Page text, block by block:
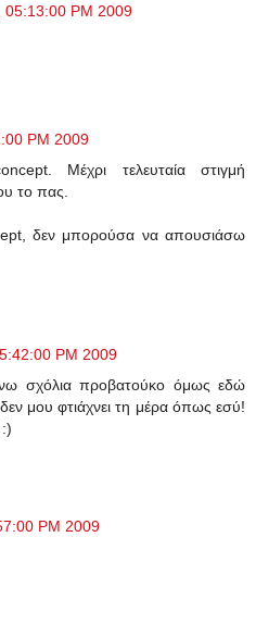
05:13:00 PM 2009
PM 2009
Μέχρι τελευταία στιγμή
το πας.
δεν μπορούσα να απουσιάσω
PM 2009
σχόλια προβατούκο όμως εδώ
δεν μου φτιάχνει τη μέρα όπως εσύ!
PM 2009